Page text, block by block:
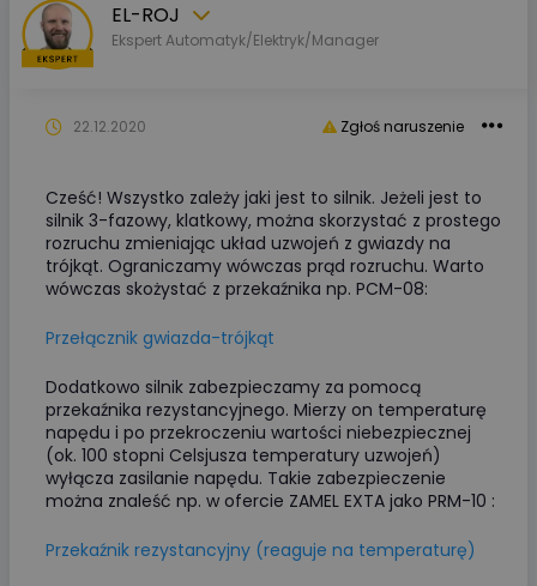
EL-ROJ
Ekspert Automatyk/Elektryk/Manager
Zgłoś naruszenie
22.12.2020
Cześć! Wszystko zależy jaki jest to silnik. Jeżeli jest to
silnik 3-fazowy, klatkowy, można skorzystać z prostego
rozruchu zmieniając układ uzwojeń z gwiazdy na
trójkąt. Ograniczamy wówczas prąd rozruchu. Warto
wówczas skożystać z przekaźnika np. PCM-08:
Przełącznik gwiazda-trójkąt
Dodatkowo silnik zabezpieczamy za pomocą
przekaźnika rezystancyjnego. Mierzy on temperaturę
napędu i po przekroczeniu wartości niebezpiecznej
(ok. 100 stopni Celsjusza temperatury uzwojeń)
wyłącza zasilanie napędu. Takie zabezpieczenie
można znaleść np. w ofercie ZAMEL EXTA jako PRM-10 :
Przekaźnik rezystancyjny (reaguje na temperaturę)